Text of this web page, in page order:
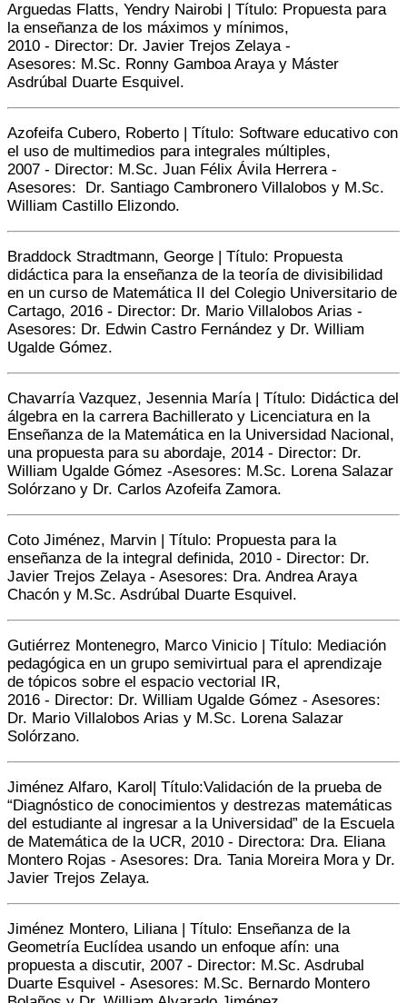
Arguedas Flatts, Yendry Nairobi | Título: Propuesta para
la enseñanza de los máximos y mínimos,
2010 - Director: Dr. Javier Trejos Zelaya -
Asesores: M.Sc. Ronny Gamboa Araya y Máster
Asdrúbal Duarte Esquivel.
Azofeifa Cubero, Roberto | Título: Software educativo con
el uso de multimedios para integrales múltiples,
2007 - Director: M.Sc. Juan Félix Ávila Herrera -
Asesores: Dr. Santiago Cambronero Villalobos y M.Sc.
William Castillo Elizondo.
Braddock Stradtmann, George | Título: Propuesta
didáctica para la enseñanza de la teoría de divisibilidad
en un curso de Matemática II del Colegio Universitario de
Cartago, 2016 - Director: Dr. Mario Villalobos Arias -
Asesores: Dr. Edwin Castro Fernández y Dr. William
Ugalde Gómez.
Chavarría Vazquez, Jesennia María | Título: Didáctica del
álgebra en la carrera Bachillerato y Licenciatura en la
Enseñanza de la Matemática en la Universidad Nacional,
una propuesta para su abordaje, 2014 - Director: Dr.
William Ugalde Gómez -Asesores: M.Sc. Lorena Salazar
Solórzano y Dr. Carlos Azofeifa Zamora.
Coto Jiménez, Marvin | Título: Propuesta para la
enseñanza de la integral definida, 2010 - Director: Dr.
Javier Trejos Zelaya - Asesores: Dra. Andrea Araya
Chacón y M.Sc. Asdrúbal Duarte Esquivel.
Gutiérrez Montenegro, Marco Vinicio | Título: Mediación
pedagógica en un grupo semivirtual para el aprendizaje
de tópicos sobre el espacio vectorial IR,
2016 - Director: Dr. William Ugalde Gómez - Asesores:
Dr. Mario Villalobos Arias y M.Sc. Lorena Salazar
Solórzano.
Jiménez Alfaro, Karol | Título:Validación de la prueba de
“Diagnóstico de conocimientos y destrezas matemáticas
del estudiante al ingresar a la Universidad” de la Escuela
de Matemática de la UCR, 2010 - Directora: Dra. Eliana
Montero Rojas - Asesores: Dra. Tania Moreira Mora y Dr.
Javier Trejos Zelaya.
Jiménez Montero, Liliana | Título: Enseñanza de la
Geometría Euclídea usando un enfoque afín: una
propuesta a discutir, 2007 - Director: M.Sc. Asdrubal
Duarte Esquivel - Asesores: M.Sc. Bernardo Montero